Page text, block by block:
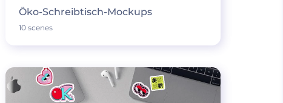
Öko-Schreibtisch-Mockups
10 scenes